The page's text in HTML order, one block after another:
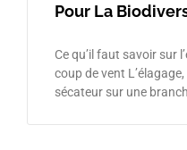
Pour La
Ce qu’il faut savoir sur
coup de vent
sécateur sur une